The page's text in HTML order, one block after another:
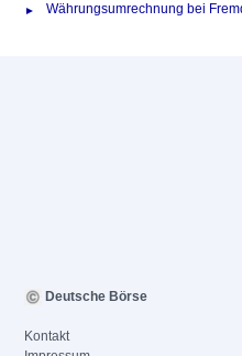
Währungsumrechnung bei
Deutsche Börse
Kontakt